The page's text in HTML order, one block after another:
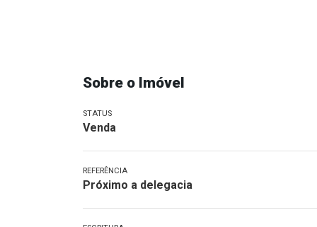
Sobre o Imóvel
STATUS
Venda
REFERÊNCIA
Próximo a delegacia